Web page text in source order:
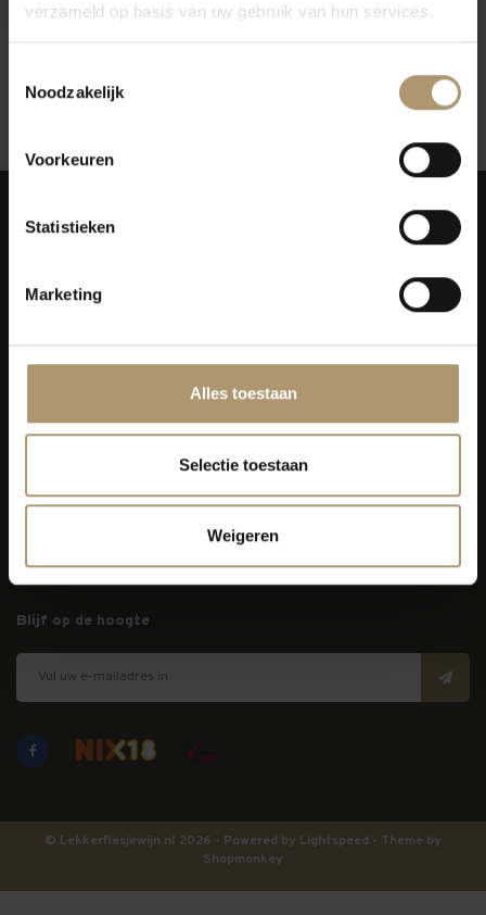
verzameld op basis van uw gebruik van hun services.
Noodzakelijk
Voorkeuren
Statistieken
Marketing
Alles toestaan
Selectie toestaan
Weigeren
Toon: 12
2431 AE Noorden
Bezorging
Lekkerflesjewijn
Blijf op de hoogte
© Lekkerflesjewijn.nl 2026 - Powered by Lightspeed - Theme by
Shopmonkey